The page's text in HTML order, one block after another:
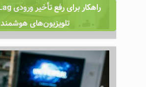
تلویزیون‌های هوشمند